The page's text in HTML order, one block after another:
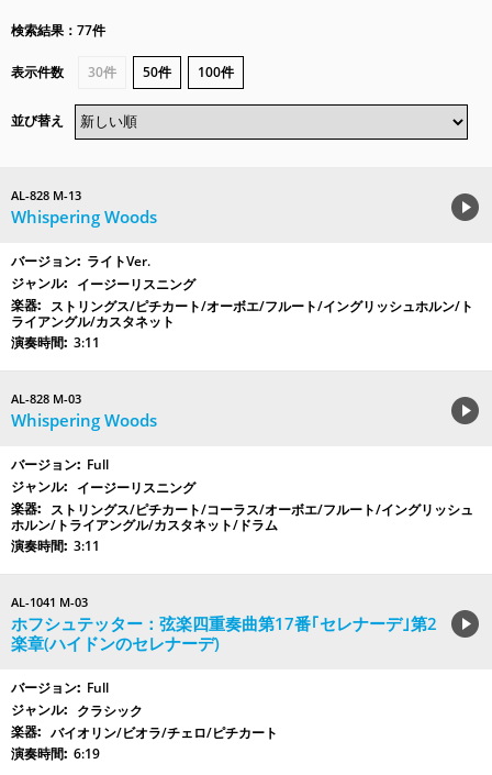
検索結果：77件
表示件数 30件 50件 100件
並び替え
AL-828 M-13
Whispering Woods
ライトVer.
イージーリスニング
ストリングス/ピチカート/オーボエ/フルート/イングリッシュホルン/ト
ライアングル/カスタネット
3:11
AL-828 M-03
Whispering Woods
Full
イージーリスニング
ストリングス/ピチカート/コーラス/オーボエ/フルート/イングリッシュ
ホルン/トライアングル/カスタネット/ドラム
3:11
AL-1041 M-03
ホフシュテッター：弦楽四重奏曲第17番｢セレナーデ｣第2
楽章(ハイドンのセレナーデ)
Full
クラシック
バイオリン/ビオラ/チェロ/ピチカート
6:19